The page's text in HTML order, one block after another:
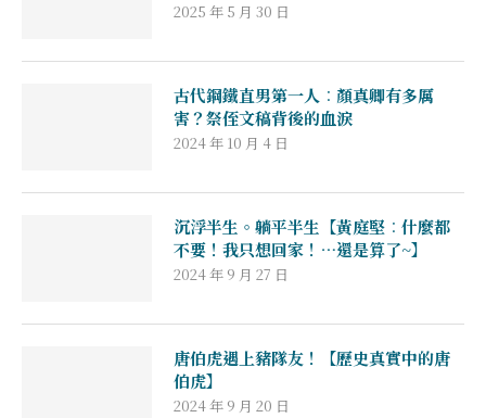
2025 年 5 月 30 日
古代鋼鐵直男第一人︰顏真卿有多厲
害？祭侄文稿背後的血淚
2024 年 10 月 4 日
沉浮半生。躺平半生【黃庭堅︰什麼都
不要！我只想回家！…還是算了~】
2024 年 9 月 27 日
唐伯虎遇上豬隊友！【歷史真實中的唐
伯虎】
2024 年 9 月 20 日